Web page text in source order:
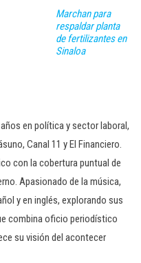
Marchan para
respaldar planta
de fertilizantes en
Sinaloa
en política y sector laboral,
Canal 11 y El Financiero.
con la cobertura puntual de
Apasionado de la música,
y en inglés, explorando sus
combina oficio periodístico
su visión del acontecer